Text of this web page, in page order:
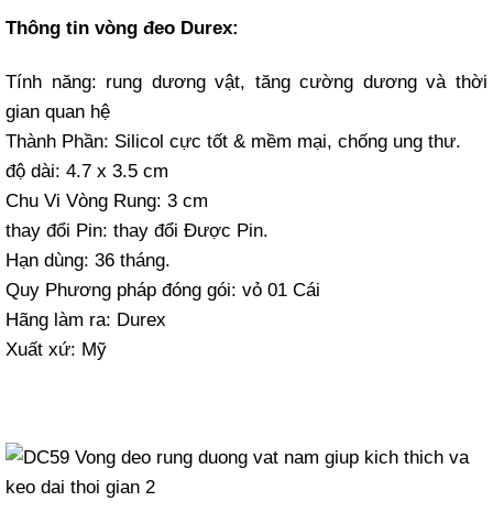
Thông tin vòng đeo Durex:
Tính năng: rung dương vật, tăng cường dương và thời
gian quan hệ
Thành Phần: Silicol cực tốt & mềm mại, chống ung thư.
độ dài: 4.7 x 3.5 cm
Chu Vi Vòng Rung: 3 cm
thay đổi Pin: thay đổi Được Pin.
Hạn dùng: 36 tháng.
Quy Phương pháp đóng gói: vỏ 01 Cái
Hãng làm ra: Durex
Xuất xứ: Mỹ